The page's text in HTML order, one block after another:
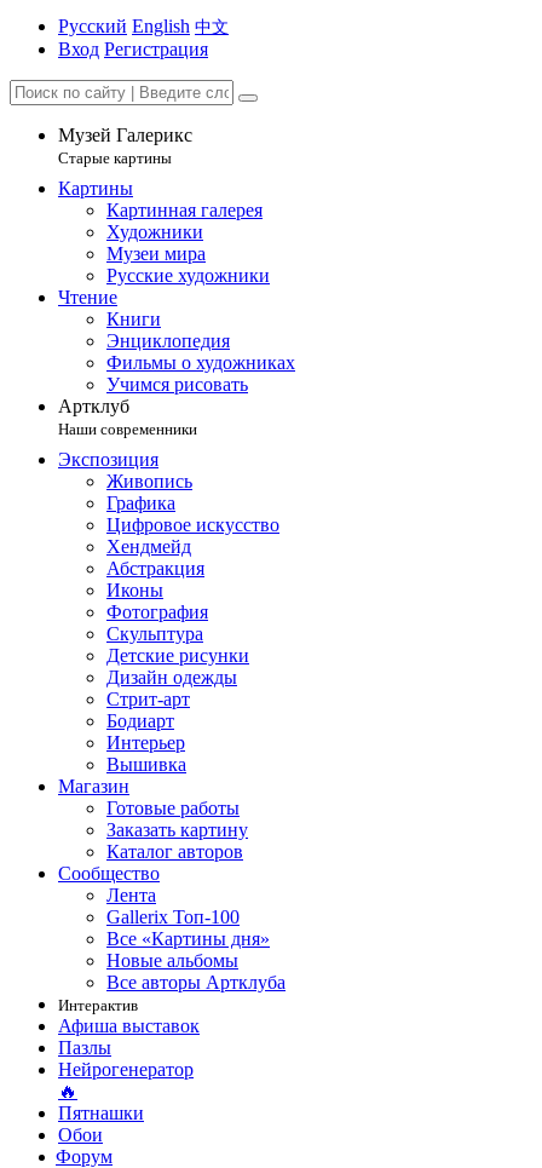
Русский English 中文
Вход Регистрация
Музей Галерикс
Старые картины
Картины
Картинная галерея
Художники
Музеи мира
Русские художники
Чтение
Книги
Энциклопедия
Фильмы о художниках
Учимся рисовать
Артклуб
Наши современники
Экспозиция
Живопись
Графика
Цифровое искусство
Хендмейд
Абстракция
Иконы
Фотография
Скульптура
Детские рисунки
Дизайн одежды
Стрит-арт
Бодиарт
Интерьер
Вышивка
Магазин
Готовые работы
Заказать картину
Каталог авторов
Сообщество
Лента
Gallerix Топ-100
Все «Картины дня»
Новые альбомы
Все авторы Артклуба
Интерактив
Афиша выставок
Пазлы
Нейрогенератор
🔥
Пятнашки
Обои
Форум